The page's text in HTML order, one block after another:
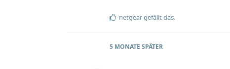
netgeargefällt das.
5 MONATE SPÄTER